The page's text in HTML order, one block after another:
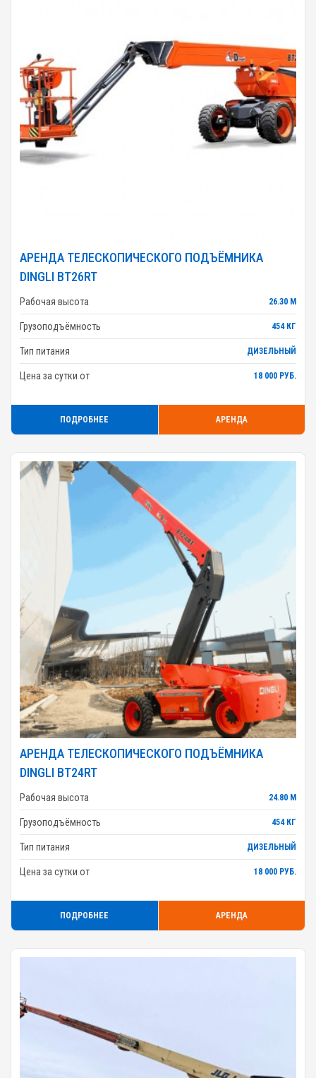
АРЕНДА ТЕЛЕСКОПИЧЕСКОГО ПОДЪЁМНИКА
DINGLI BT26RT
Рабочая высота 26.30 М
Грузоподъёмность 454 КГ
Тип питания ДИЗЕЛЬНЫЙ
Цена за сутки от 18 000 РУБ.
ПОДРОБНЕЕ АРЕНДА
АРЕНДА ТЕЛЕСКОПИЧЕСКОГО ПОДЪЁМНИКА
DINGLI BT24RT
Рабочая высота 24.80 М
Грузоподъёмность 454 КГ
Тип питания ДИЗЕЛЬНЫЙ
Цена за сутки от 18 000 РУБ.
ПОДРОБНЕЕ АРЕНДА